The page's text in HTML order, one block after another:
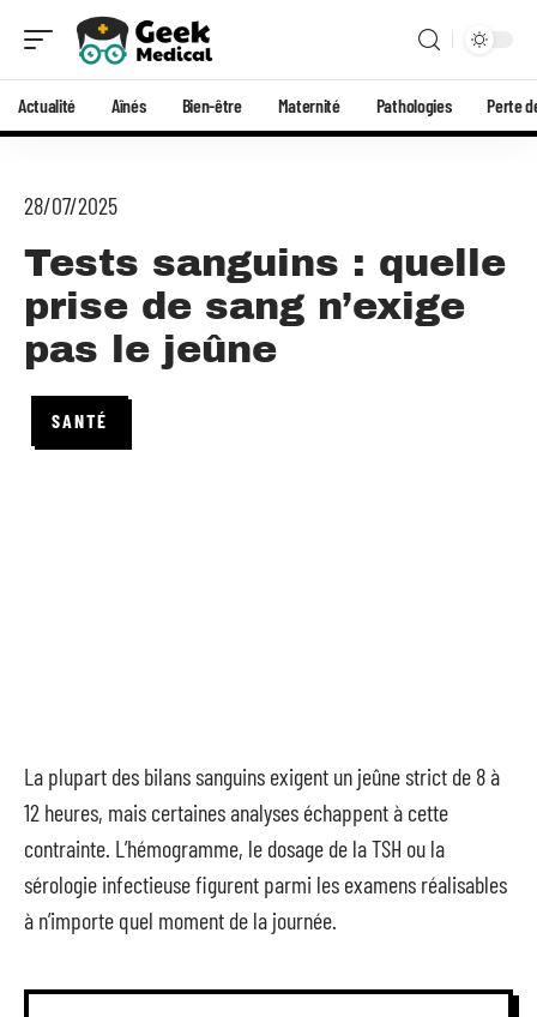
Actualité Aînés Bien-être Maternité Pathologies Perte
28/07/2025
Tests sanguins : quelle
prise de sang n’exige
pas le jeûne
SANTÉ
La plupart des bilans sanguins exigent un jeûne strict de 8 à
12 heures, mais certaines analyses échappent à cette
contrainte. L’hémogramme, le dosage de la TSH ou la
sérologie infectieuse figurent parmi les examens réalisables
à n’importe quel moment de la journée.